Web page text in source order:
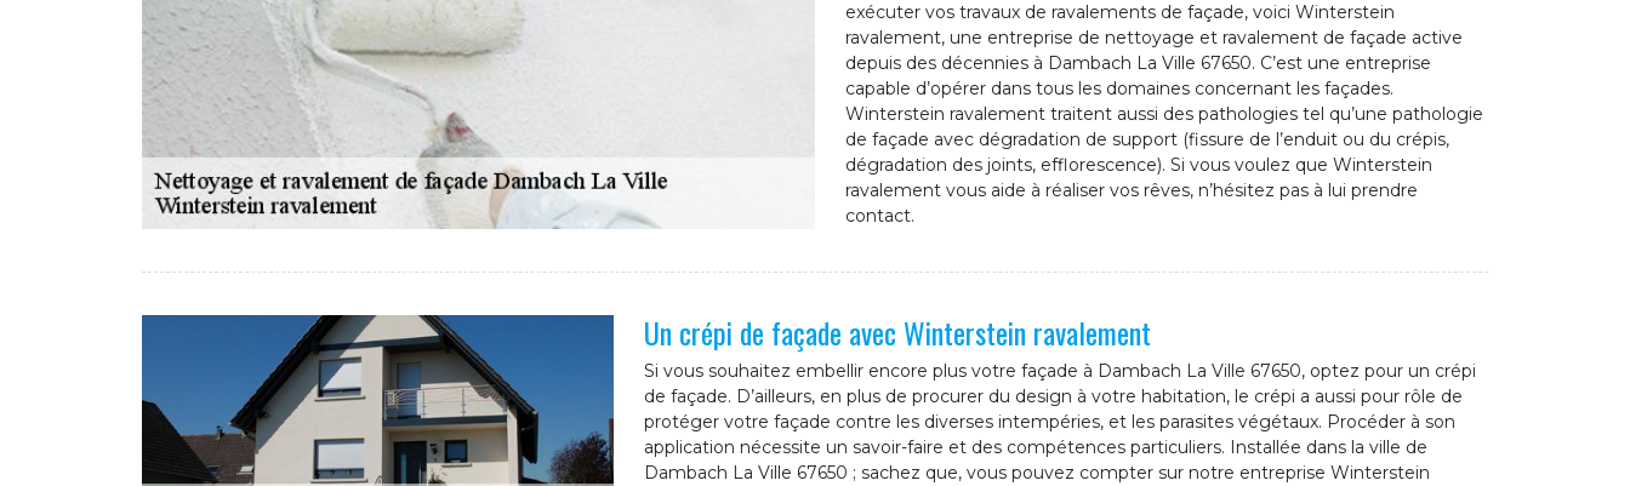
exécuter vos travaux de ravalements de façade, voici Winterstein
ravalement, une entreprise de nettoyage et ravalement de façade active
depuis des décennies à Dambach La Ville 67650. C’est une entreprise
capable d’opérer dans tous les domaines concernant les façades.
Winterstein ravalement traitent aussi des pathologies tel qu’une pathologie
de façade avec dégradation de support (fissure de l’enduit ou du crépis,
dégradation des joints, efflorescence). Si vous voulez que Winterstein
ravalement vous aide à réaliser vos rêves, n’hésitez pas à lui prendre
contact.
Un crépi de façade avec Winterstein ravalement
Si vous souhaitez embellir encore plus votre façade à Dambach La Ville 67650, optez pour un crépi
de façade. D’ailleurs, en plus de procurer du design à votre habitation, le crépi a aussi pour rôle de
protéger votre façade contre les diverses intempéries, et les parasites végétaux. Procéder à son
application nécessite un savoir-faire et des compétences particuliers. Installée dans la ville de
Dambach La Ville 67650 ; sachez que, vous pouvez compter sur notre entreprise Winterstein